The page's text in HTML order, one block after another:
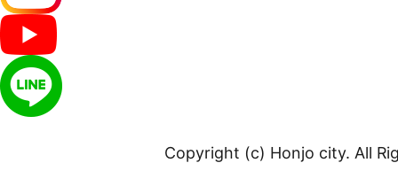
Copyright (c) Honjo city. All